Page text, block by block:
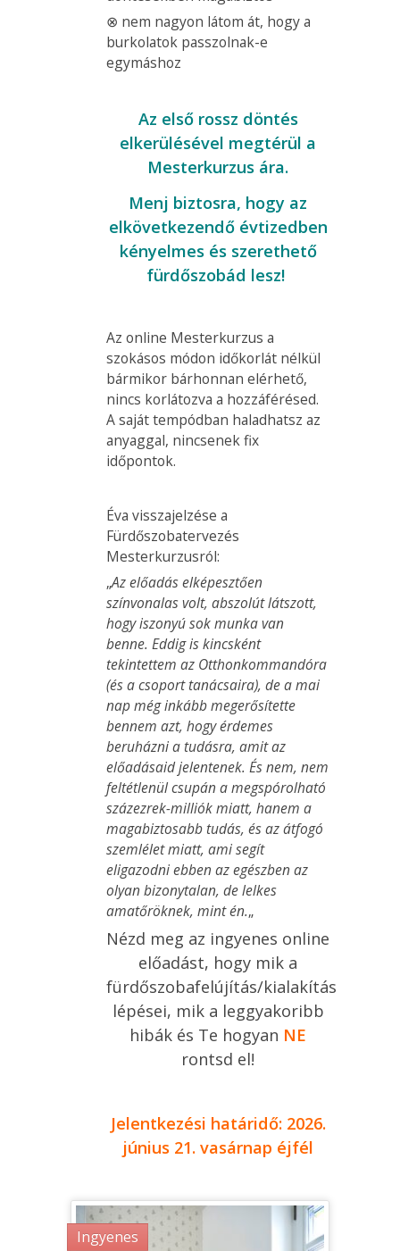
⊗ nem nagyon látom át, hogy a
burkolatok passzolnak-e
egymáshoz
Az első rossz döntés
elkerülésével megtérül a
Mesterkurzus ára.
Menj biztosra, hogy az
elkövetkezendő évtizedben
kényelmes és szerethető
fürdőszobád lesz!
Az online Mesterkurzus a
szokásos módon időkorlát nélkül
bármikor bárhonnan elérhető,
nincs korlátozva a hozzáférésed.
A saját tempódban haladhatsz az
anyaggal, nincsenek fix
időpontok.
Éva visszajelzése a
Fürdőszobatervezés
Mesterkurzusról:
„Az előadás elképesztően
színvonalas volt, abszolút látszott,
hogy iszonyú sok munka van
benne. Eddig is kincsként
tekintettem az Otthonkommandóra
(és a csoport tanácsaira), de a mai
nap még inkább megerősítette
bennem azt, hogy érdemes
beruházni a tudásra, amit az
előadásaid jelentenek. És nem, nem
feltétlenül csupán a megspórolható
százezrek-milliók miatt, hanem a
magabiztosabb tudás, és az átfogó
szemlélet miatt, ami segít
eligazodni ebben az egészben az
olyan bizonytalan, de lelkes
amatőröknek, mint én.„
Nézd meg az ingyenes online
előadást, hogy mik a
fürdőszobafelújítás/kialakítás
lépései, mik a leggyakoribb
hibák és Te hogyan NE
rontsd el!
Jelentkezési határidő: 2026.
június 21. vasárnap éjfél
Ingyenes